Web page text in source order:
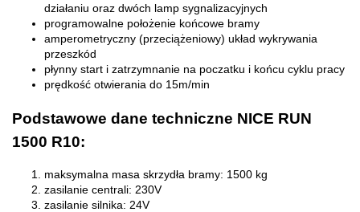
działaniu oraz dwóch lamp sygnalizacyjnych
programowalne położenie końcowe bramy
amperometryczny (przeciążeniowy) układ wykrywania
przeszkód
płynny start i zatrzymnanie na poczatku i końcu cyklu pracy
prędkość otwierania do 15m/min
Podstawowe dane techniczne NICE RUN
1500 R10:
maksymalna masa skrzydła bramy: 1500 kg
zasilanie centrali: 230V
zasilanie silnika: 24V